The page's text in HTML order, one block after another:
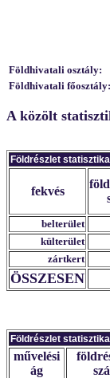
Földhivatali osztály:
Földhivatali főosztály:
A közölt
Földrészlet
fekvés
belterület
külterület
zártkert
ÖSSZESEN
Földrészlet
művelési
ág